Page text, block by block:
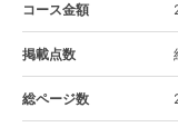
コース金額
掲載点数
総ページ数